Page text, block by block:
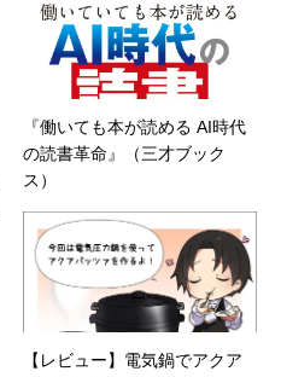
『働いても本が読める AI時代
の読書革命』（三才ブック
ス）
【レビュー】電気鍋でアクア